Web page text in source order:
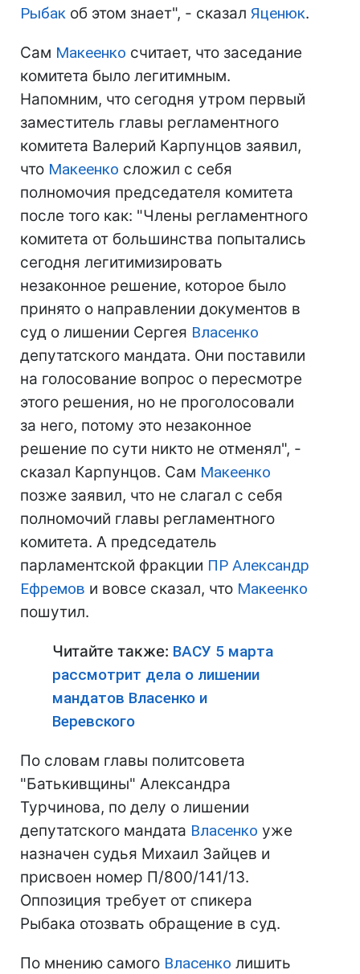
Рыбак об этом знает", - сказал Яценюк.
Сам Макеенко считает, что заседание
комитета было легитимным.
Напомним, что сегодня утром первый
заместитель главы регламентного
комитета Валерий Карпунцов заявил,
что Макеенко сложил с себя
полномочия председателя комитета
после того как: "Члены регламентного
комитета от большинства попытались
сегодня легитимизировать
незаконное решение, которое было
принято о направлении документов в
суд о лишении Сергея Власенко
депутатского мандата. Они поставили
на голосование вопрос о пересмотре
этого решения, но не проголосовали
за него, потому это незаконное
решение по сути никто не отменял", -
сказал Карпунцов. Сам Макеенко
позже заявил, что не слагал с себя
полномочий главы регламентного
комитета. А председатель
парламентской фракции ПР Александр
Ефремов и вовсе сказал, что Макеенко
пошутил.
Читайте также: ВАСУ 5 марта
рассмотрит дела о лишении
мандатов Власенко и
Веревского
По словам главы политсовета
"Батькивщины" Александра
Турчинова, по делу о лишении
депутатского мандата Власенко уже
назначен судья Михаил Зайцев и
присвоен номер П/800/141/13.
Оппозиция требует от спикера
Рыбака отозвать обращение в суд.
По мнению самого Власенко лишить